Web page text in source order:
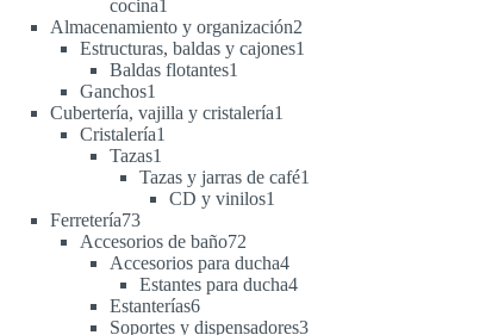
cocina1
producto
Almacenamiento y organización2
Estructuras, baldas y cajones1
Baldas flotantes1
Ganchos1
producto
Cubertería, vajilla y cristalería1
Cristalería1
Tazas1
producto
Tazas y jarras de café1
CD y vinilos1
Ferretería7373
productos
Accesorios de baño72
productos
Accesorios para ducha44
productos
Estantes para ducha44
Estanterías66
productos
Soportes y dispensadores33